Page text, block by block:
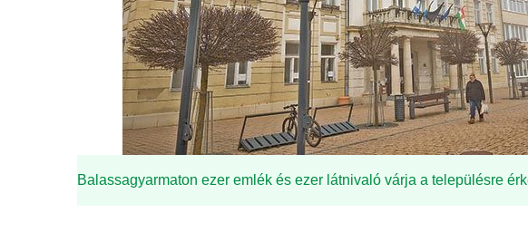
Balassagyarmaton ezer emlék és ezer látnivaló várja a településre